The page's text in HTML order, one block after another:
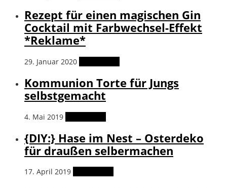
Rezept für einen magischen Gin
Cocktail mit Farbwechsel-Effekt
*Reklame*
29. Januar 2020
Kommunion Torte für Jungs
selbstgemacht
4. Mai 2019
{DIY:} Hase im Nest – Osterdeko
für draußen selbermachen
17. April 2019